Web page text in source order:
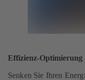
Effizienz-Optimierung
Senken Sie Ihren